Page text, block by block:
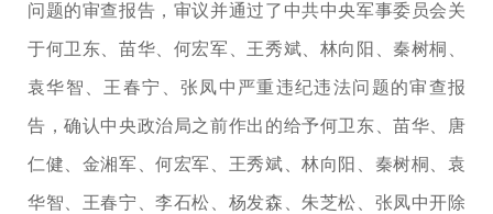
问题的审查报告，审议并通过了中共中央军事委员会关
于何卫东、苗华、何宏军、王秀斌、林向阳、秦树桐、
袁华智、王春宁、张凤中严重违纪违法问题的审查报
告，确认中央政治局之前作出的给予何卫东、苗华、唐
仁健、金湘军、何宏军、王秀斌、林向阳、秦树桐、袁
华智、王春宁、李石松、杨发森、朱芝松、张凤中开除